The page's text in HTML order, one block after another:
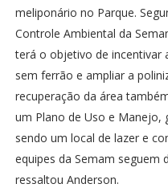
meliponário no Parque.
Controle Ambiental da
terá o objetivo de incentivar
sem ferrão e ampliar a
recuperação da área
um Plano de Uso e Manejo,
sendo um local de lazer e
equipes da Semam seguem
ressaltou Anderson.